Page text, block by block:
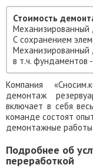
Стоимость
С сохранением
в т.ч. фундаментов
Компания
демонтаж
включает в себя
команде состоят
демонтажные
Подробнее об
переработкой